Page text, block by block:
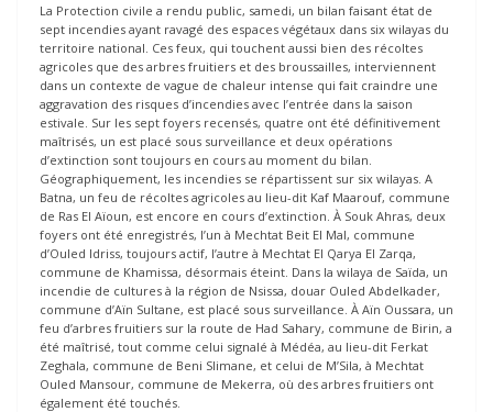
La Protection civile a rendu public, samedi, un bilan faisant état de
sept incendies ayant ravagé des espaces végétaux dans six wilayas du
territoire national. Ces feux, qui touchent aussi bien des récoltes
agricoles que des arbres fruitiers et des broussailles, interviennent
dans un contexte de vague de chaleur intense qui fait craindre une
aggravation des risques d’incendies avec l’entrée dans la saison
estivale. Sur les sept foyers recensés, quatre ont été définitivement
maîtrisés, un est placé sous surveillance et deux opérations
d’extinction sont toujours en cours au moment du bilan.
Géographiquement, les incendies se répartissent sur six wilayas. A
Batna, un feu de récoltes agricoles au lieu-dit Kaf Maarouf, commune
de Ras El Aïoun, est encore en cours d’extinction. À Souk Ahras, deux
foyers ont été enregistrés, l’un à Mechtat Beit El Mal, commune
d’Ouled Idriss, toujours actif, l’autre à Mechtat El Qarya El Zarqa,
commune de Khamissa, désormais éteint. Dans la wilaya de Saïda, un
incendie de cultures à la région de Nsissa, douar Ouled Abdelkader,
commune d’Aïn Sultane, est placé sous surveillance. À Aïn Oussara, un
feu d’arbres fruitiers sur la route de Had Sahary, commune de Birin, a
été maîtrisé, tout comme celui signalé à Médéa, au lieu-dit Ferkat
Zeghala, commune de Beni Slimane, et celui de M’Sila, à Mechtat
Ouled Mansour, commune de Mekerra, où des arbres fruitiers ont
également été touchés.